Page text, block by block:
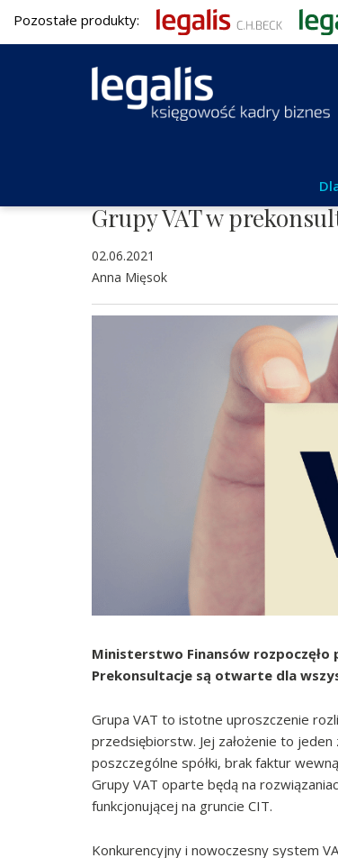
Pozostałe produkty:
Grupy VAT w
02.06.2021
Anna Mięsok
Ministerstwo Finansów
Prekonsultacje są otwarte dla
Grupa VAT to istotne uproszczenie
przedsiębiorstw. Jej założenie to jeden
poszczególne spółki, brak faktur
Grupy VAT oparte będą na
funkcjonującej na gruncie CIT.
Konkurencyjny i nowoczesny system